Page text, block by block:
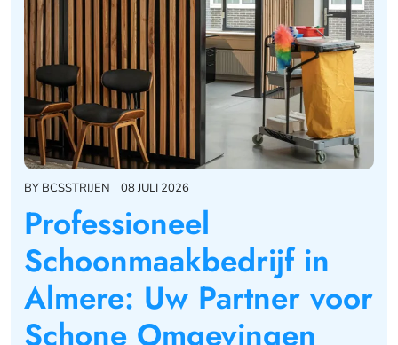
BY BCSSTRIJEN 08 JULI 2026
Professioneel
Schoonmaakbedrijf in
Almere: Uw Partner voor
Schone Omgevingen